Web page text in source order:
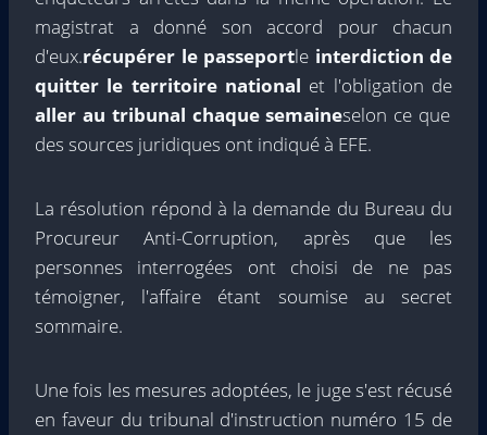
magistrat a donné son accord pour chacun
d'eux.récupérer le passeportle interdiction de
quitter le territoire national et l'obligation de
aller au tribunal chaque semaineselon ce que
des sources juridiques ont indiqué à EFE.
La résolution répond à la demande du Bureau du
Procureur Anti-Corruption, après que les
personnes interrogées ont choisi de ne pas
témoigner, l'affaire étant soumise au secret
sommaire.
Une fois les mesures adoptées, le juge s'est récusé
en faveur du tribunal d'instruction numéro 15 de